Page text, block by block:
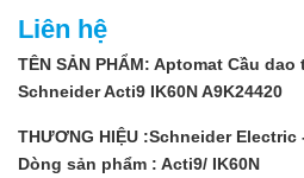
Liên hệ
TÊN SẢN PHẨM: Aptomat Cầu
Schneider Acti9 IK60N A9K24420
THƯƠNG HIỆU :Schneider Electric
Dòng sản phẩm : Acti9/ IK60N